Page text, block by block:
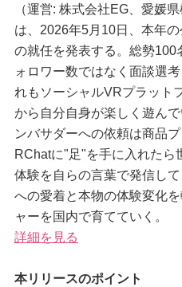
（運営: 株式会社EG、愛媛
は、2026年5月10日、本年
の就任を発表する。総勢100
ォロワー数ではなく面談選
れもソーシャルVRプラット
から自分自身が楽しく遊ん
ンバサダーへの依頼は商品
RChatに"足"を手に入れたら
体験を自らの言葉で発信し
への愛着と本物の体験変化
ャーを国内で育てていく。
詳細を見る
本リリースのポイント